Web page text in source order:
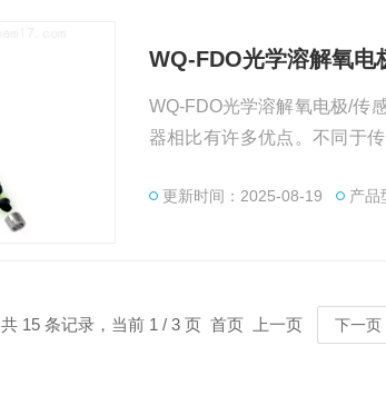
WQ-FDO光学溶解氧电
WQ-FDO光学溶解氧电极/传
器相比有许多优点。不同于
孔。具有很强的稳定性,通常
更新时间：2025-08-19 产品
共 15 条记录，当前 1 / 3 页 首页 上一页 下一页